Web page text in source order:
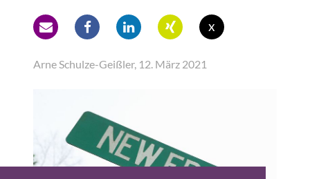
x
Arne Schulze-Geißler, 12. März 2021